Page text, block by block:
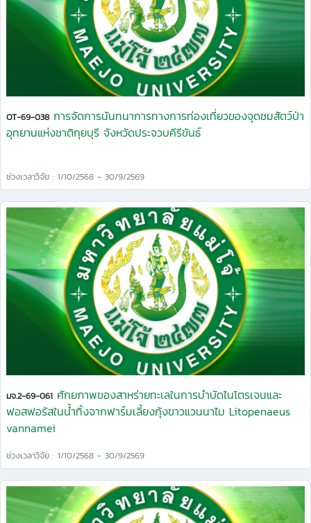
OT-69-038 การจัดการนันทนาการทางการท่องเที่ยวของจุดชมสัตว์ป่า
อุทยานแห่งชาติกุยบุรี จังหวัดประจวบคีรีขันธ์
ช่วงเวลาวิจัย : 1/10/2568 - 30/9/2569
มจ.2-69-061 ศักยภาพของสาหร่ายทะเลในการบำบัดไนโตรเจนและ
ฟอสฟอรัสในน้ำทิ้งจากฟาร์มเลี้ยงกุ้งขาวแวนนาไม Litopenaeus
vannamei
ช่วงเวลาวิจัย : 1/10/2568 - 30/9/2569